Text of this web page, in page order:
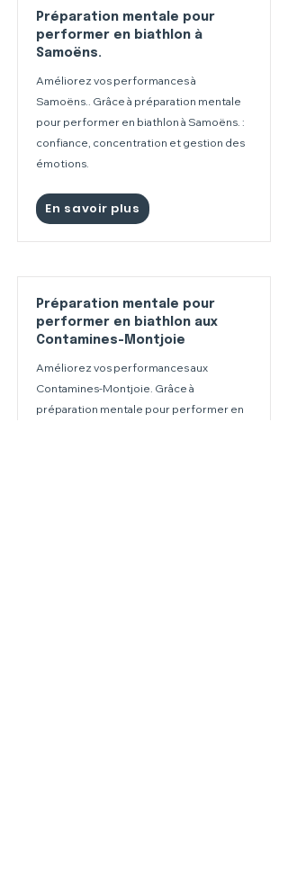
Préparation mentale pour
performer en biathlon à
Samoëns.
Améliorez vos performances à
Samoëns.. Grâce à préparation mentale
pour performer en biathlon à Samoëns. :
confiance, concentration et gestion des
émotions.
En savoir plus
Préparation mentale pour
performer en biathlon aux
Contamines-Montjoie
Améliorez vos performances aux
Contamines-Montjoie. Grâce à
préparation mentale pour performer en